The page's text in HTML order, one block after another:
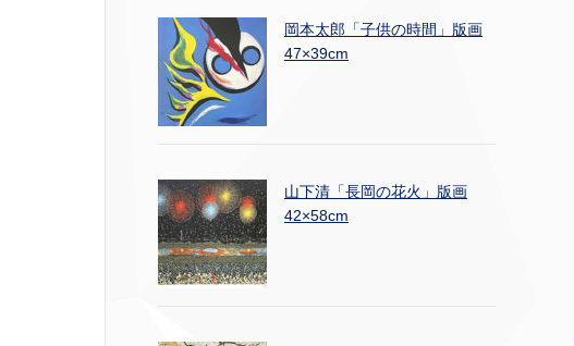
岡本太郎「子供の時間」版画
47×39cm
山下清「長岡の花火」版画
42×58cm